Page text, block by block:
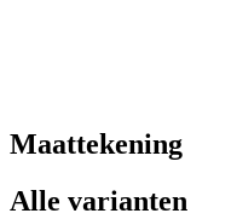
Maattekening
Alle varianten